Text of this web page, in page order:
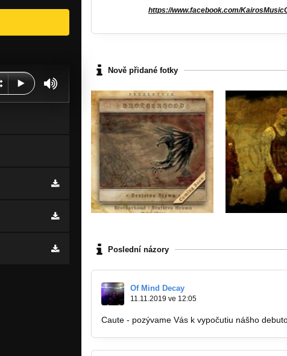
https://www.facebook.com/
Nově přidané fotky
Poslední názory
Of Mind Decay
11.11.2019 ve 12:05
Caute - pozývame Vás k vypočutiu nášho